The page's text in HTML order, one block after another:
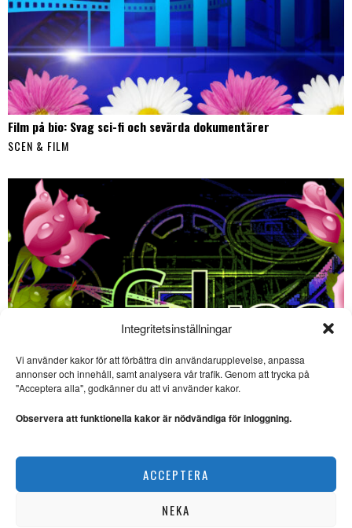
Integritetsinställningar
Vi använder kakor för att förbättra din användarupplevelse, anpassa
annonser och innehåll, samt analysera vår trafik. Genom att trycka på
"Acceptera alla", godkänner du att vi använder kakor.
Observera att funktionella kakor är nödvändiga för inloggning.
ACCEPTERA
NEKA
Film på bio: Svag sci-fi och sevärda dokumentärer
SCEN & FILM
Film på bio – 3 sevärda filmer i början av juni
SE ÄVEN
med stor filmkonst
Sevärda havsäventyr på
bio – ”The Odyssey” och